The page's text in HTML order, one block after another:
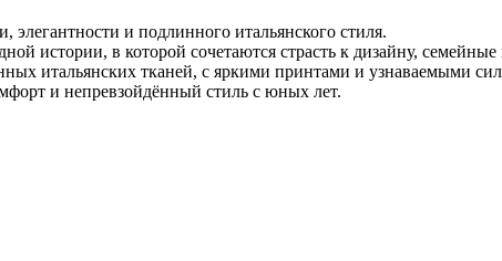
и подлинного итальянского стиля.
истории, в которой сочетаются страсть к дизайну,
итальянских тканей, с яркими принтами и узнаваемыми
и непревзойдённый стиль с юных лет.